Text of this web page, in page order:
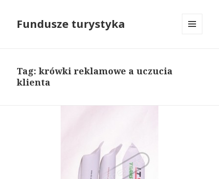
Fundusze turystyka
Tag: krówki reklamowe a uczucia
klienta